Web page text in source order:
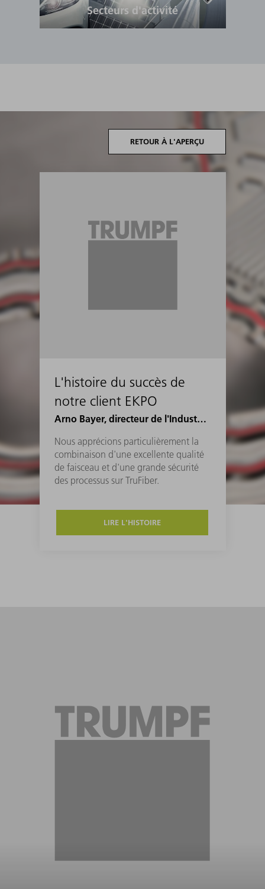
Secteurs d'activité
RETOUR À L'APERÇU
L'histoire du succès de
notre client EKPO
Arno Bayer, directeur de l'Industrial Engineering Joining chez EKPO
Nous apprécions particulièrement la
combinaison d'une excellente qualité
de faisceau et d'une grande sécurité
des processus sur TruFiber.
LIRE L'HISTOIRE